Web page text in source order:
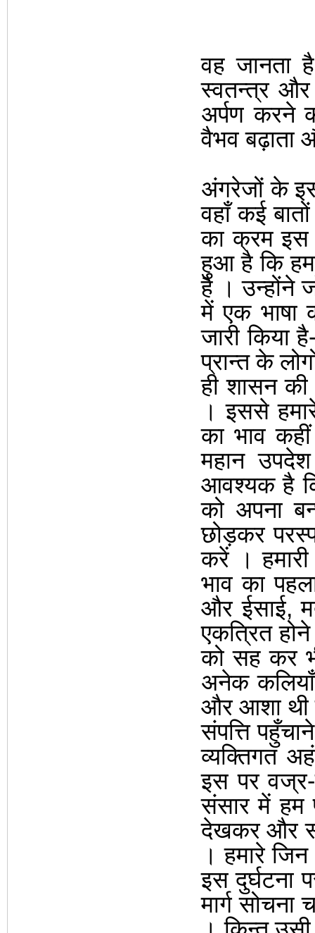
वह जानता
स्वतन्त्र और
अर्पण करने
वैभव
अंगरेजों के
वहाँ कई
का क्रम इस
हुआ है कि
है ।उन्होंने
में एक भाषा
जारी किया
प्रान्त के
ही शासन की
।इससे
का भाव
महान
आवश्यक है
को अपना
छोड़कर
करें
।
भाव का
और ईसाई,
एकत्रित
को सह कर
अनेक
और आशा
संपत्ति
व्यक्तिगत
इस पर वज्र-
संसार में हम
देखकर और
।हमारे
इस
मार्ग सोचना